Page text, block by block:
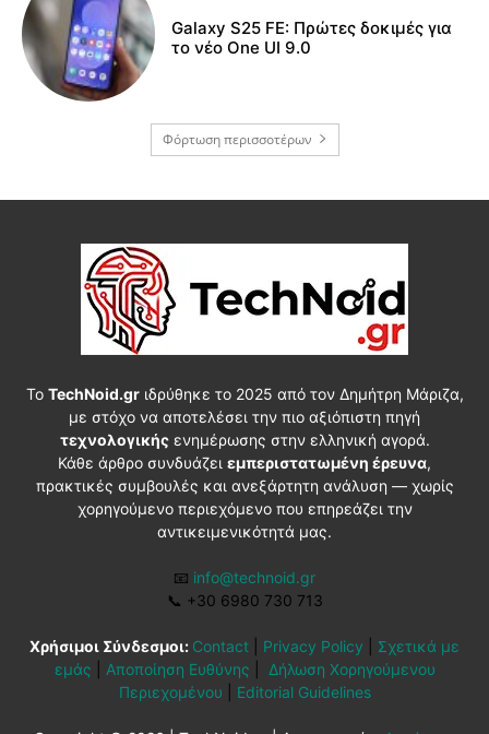
Galaxy S25 FE: Πρώτες δοκιμές για
το νέο One UI 9.0
Φόρτωση περισσοτέρων
Το TechNoid.grιδρύθηκε το 2025 από τον Δημήτρη Μάριζα,
με στόχο να αποτελέσει την πιο αξιόπιστη πηγή
τεχνολογικήςενημέρωσης στην ελληνική αγορά.
Κάθε άρθρο συνδυάζει εμπεριστατωμένη έρευνα,
πρακτικές συμβουλές και ανεξάρτητη ανάλυση — χωρίς
χορηγούμενο περιεχόμενο που επηρεάζει την
αντικειμενικότητά μας.
📧 info@technoid.gr
📞 +30 6980 730 713
Χρήσιμοι Σύνδεσμοι: Contact Privacy Policy
Σχετικά με
εμάς
Αποποίηση Ευθύνης
Δήλωση Χορηγούμενου
Περιεχομένου
Editorial Guidelines